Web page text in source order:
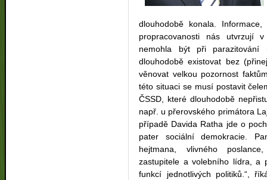
dlouhodobě konala.
propracovanosti nás utvrzují
nemohla být při parazitování
dlouhodobě existovat bez
věnovat velkou pozornost
této situaci se musí postavit
ČSSD, které dlouhodobě
např. u přerovského primátora
případě Davida Ratha jde o
pater sociální demokracie.
hejtmana, vlivného
zastupitele a volebního lídra, a
funkcí jednotlivých politiků.“,